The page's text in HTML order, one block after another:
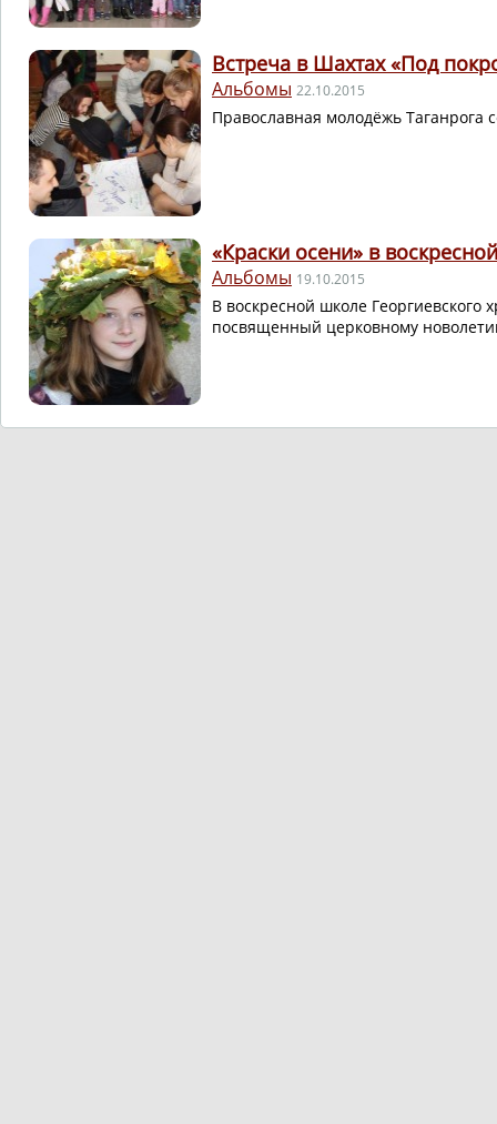
Встреча в Шахтах «Под
Альбомы 22.10.2015
Православная молодёжь Таганрога
«Краски осени» в
Альбомы 19.10.2015
В воскресной школе Георгиевского
посвященный церковному